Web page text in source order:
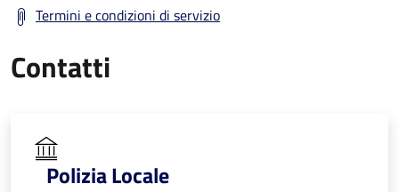
Termini e condizioni di servizio
Contatti
Polizia Locale